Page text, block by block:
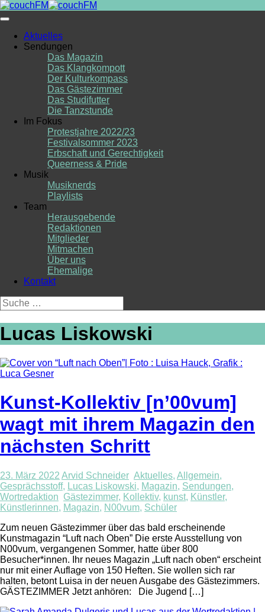
Skip
to
Aktuelles
Sendungen
Das Magazin
Das Klangkompott
Der Kulturkompass
Das Gästezimmer
Das Studifutter
Die Tanzstunde
Im Fokus
Protestjahre 2022/23
Festivalsommer 2023
Erbschaft und Gerechtigkeit
Queerness & Pride
Musik
Musiknerds
Playlists
Team
Herausgebende
Redaktionen
Mitglieder
Mitmachen
Über uns
Ehemalige
Kontakt
Suche
nach:
Lucas Liskowski
Kunst-Kollektiv [n’00vum]
wagt mit ihrem Magazin den
nächsten Schritt
23. März 2022 Arvid Schneider Aktuelles, Allgemein,
Gesprächsstoff, Lucas Liskowski, Magazin, Sendungen,
Wortredaktion Gästezimmer, Kollektiv, kunst, Künstler,
Künstlerinnen, Magazin, N00vum, Schüler
Zum neuen Gästezimmer über das bald erscheinende
Kunstmagazin “Luft nach Oben” Die erste Ausstellung von
N00vum, vergangenen Sommer, hatte über 800
Besucher*innen. Ihr neues Magazin „Luft nach oben“ erscheint
nur mit einer Auflage von 150 Heften. Sie wollen sich rar
halten, betont Luisa in der neuen Ausgabe des Gästezimmers.
GÄSTEZIMMER Jetzt anhören: Die Jugend […]